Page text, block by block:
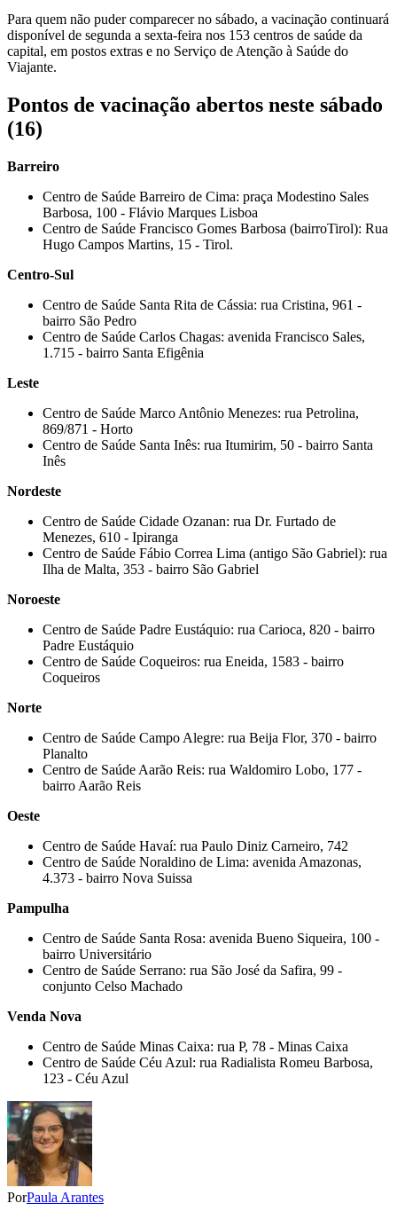
Para quem não puder comparecer no sábado, a vacinação continuará
disponível de segunda a sexta-feira nos 153 centros de saúde da
capital, em postos extras e no Serviço de Atenção à Saúde do
Viajante.
Pontos de vacinação abertos neste sábado
(16)
Barreiro
Centro de Saúde Barreiro de Cima: praça Modestino Sales
Barbosa, 100 - Flávio Marques Lisboa
Centro de Saúde Francisco Gomes Barbosa (bairroTirol): Rua
Hugo Campos Martins, 15 - Tirol.
Centro-Sul
Centro de Saúde Santa Rita de Cássia: rua Cristina, 961 -
bairro São Pedro
Centro de Saúde Carlos Chagas: avenida Francisco Sales,
1.715 - bairro Santa Efigênia
Leste
Centro de Saúde Marco Antônio Menezes: rua Petrolina,
869/871 - Horto
Centro de Saúde Santa Inês: rua Itumirim, 50 - bairro Santa
Inês
Nordeste
Centro de Saúde Cidade Ozanan: rua Dr. Furtado de
Menezes, 610 - Ipiranga
Centro de Saúde Fábio Correa Lima (antigo São Gabriel): rua
Ilha de Malta, 353 - bairro São Gabriel
Noroeste
Centro de Saúde Padre Eustáquio: rua Carioca, 820 - bairro
Padre Eustáquio
Centro de Saúde Coqueiros: rua Eneida, 1583 - bairro
Coqueiros
Norte
Centro de Saúde Campo Alegre: rua Beija Flor, 370 - bairro
Planalto
Centro de Saúde Aarão Reis: rua Waldomiro Lobo, 177 -
bairro Aarão Reis
Oeste
Centro de Saúde Havaí: rua Paulo Diniz Carneiro, 742
Centro de Saúde Noraldino de Lima: avenida Amazonas,
4.373 - bairro Nova Suissa
Pampulha
Centro de Saúde Santa Rosa: avenida Bueno Siqueira, 100 -
bairro Universitário
Centro de Saúde Serrano: rua São José da Safira, 99 -
conjunto Celso Machado
Venda Nova
Centro de Saúde Minas Caixa: rua P, 78 - Minas Caixa
Centro de Saúde Céu Azul: rua Radialista Romeu Barbosa,
123 - Céu Azul
PorPaula Arantes